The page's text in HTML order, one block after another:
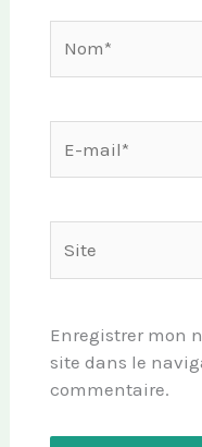
mail*
Enregistrer mon
site dans le
commentaire.